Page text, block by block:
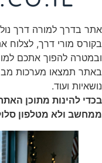
אתר בדרך למורה דרך
בקורס מורי דרך, לצלוח
ובמטרה להפוך אתכם
באתר תמצאו מערכות
נושאיות ועוד.
בכדי להינות מתוכן
ממחשב ולא מטלפון